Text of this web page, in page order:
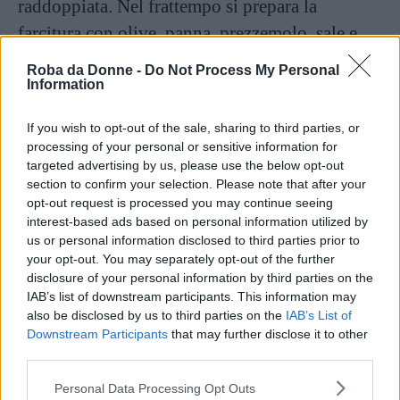
Roba da Donne - Do Not Process My Personal
Information
If you wish to opt-out of the sale, sharing to third parties, or
processing of your personal or sensitive information for
targeted advertising by us, please use the below opt-out
section to confirm your selection. Please note that after your
opt-out request is processed you may continue seeing
interest-based ads based on personal information utilized by
us or personal information disclosed to third parties prior to
your opt-out. You may separately opt-out of the further
disclosure of your personal information by third parties on the
IAB’s list of downstream participants. This information may
also be disclosed by us to third parties on the IAB’s List of
Downstream Participants that may further disclose it to other
Please note that this website/app uses one or more Google
Personal Data Processing Opt Outs
raddoppiata. Nel frattempo si prepara la
farcitura con olive, panna, prezzemolo, sale e
pepe. Si mescola molto bene e si unisce il
pangrattato. A parte si tagliano speck e
Si stende l’impasto che nel frattempo sarà
lievitato e sulla superficie si distribuisce tutta la
farcia. Si arrotola fino a formare un filone e si
tagliano delle fette spesse da disporre in una
teglia imburrata. Si lascia lievitare per un’altra
ora.
A questo punto si inforna a 180° per circa 40
minuti, quindi si sforna, si lascia raffreddare e si
serve in tavola.